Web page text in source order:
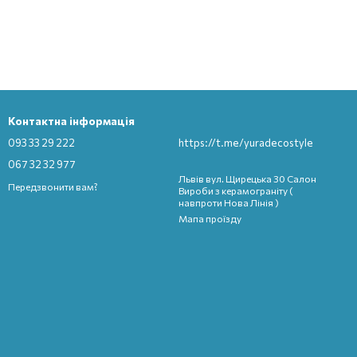
Контактна інформація
093 33 29 222
067 32 32 977
Передзвонити вам?
https://t.me/yuradecostyle
Львів вул. Щирецька 30 Салон
Вироби з керамограніту (
навпроти Нова Лінія )
Мапа проїзду